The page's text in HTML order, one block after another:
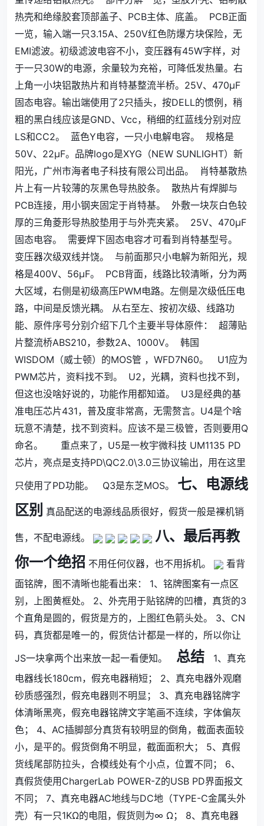
热壳和绝缘胶套顶部盖子、PCB主体、底盖。
PCB正面
一览，输入端一只3.15A、250V红色防爆方块保险，无
EMI滤波。初级滤波电容不小，变压器有45W字样，对
于一只30W的电源，余量较为充裕，可降低发热量。右
上角一小块铝散热片和肖特基整流半桥。25V、470μF
固态电容。输出端使用了2只插头，按DELL的惯例，稍
粗的黑白线应该是GND、Vcc，稍细的红蓝线分别对应
LS和CC2。
蓝色Y电容，一只小电解电容。
规格是
50V、22μF。品牌logo是XYG（NEW SUNLIGHT）新
阳光，广州市海者电子科技有限公司出品。
肖特基散热
片上有一片较薄的灰黑色导热胶条。
散热片有焊脚与
PCB连接，用小钢夹固定于肖特基。
外敷一块灰白色较
厚的三角菱形导热胶垫用于与外壳夹紧。
25V、470μF
固态电容。
需要焊下固态电容才可看到肖特基型号。
变压器次级双线并饶。
与前面那只小电解为新阳光，规
格是400V、56μF。
PCB背面，线路比较清晰，分为两
大区域，右侧是初级高压PWM电路。左侧是次级低压电
路，中间是反馈光耦。 从右至左、按初次级、线路功
能、原件序号分别介绍下几个主要半导体原件：
超薄贴
片整流桥ABS210，参数2A、1000V。
韩国
WISDOM（威士顿）的MOS管 ，WFD7N60。
U1应为
PWM芯片，资料找不到。
U2，光耦，资料也找不到，
但这也没啥好说的，功能作用都知道。
U3是经典的基
准电压芯片431，普及度非常高，无需赘言。U4是个啥
玩意不清楚，找不到资料。应该不是三极管，否则要用Q
命名。
重点来了，U5是一枚宇微科技 UM1135 PD
芯片，亮点是支持PD\QC2.0\3.0三协议输出，用在这里
只使用了PD功能。
Q3是东芝MOS。 七、电源线
区别 真品配送的电源线品质很好，假货一般是裸机销
售，不配电源线。
八、最后再教
你一个绝招 不用任何仪器，也不用拆机。
看背
面铭牌，图不清晰也能看出来： 1、铭牌图案有一点区
别，上图黄框处。 2、外壳用于贴铭牌的凹槽，真货的3
个直角是圆的，假货是方的，上图红色箭头处。 3、CN
码，真货都是唯一的，假货估计都是一样的，所以你让
JS一块拿两个出来放一起一看便知。 总结 1、真充
电器线长180cm，假充电器稍短； 2、真充电器外观磨
砂质感强烈，假充电器则不明显； 3、真充电器铭牌字
体清晰黑亮，假充电器铭牌文字笔画不连续，字体偏灰
色； 4、AC插脚部分真货有较明显的倒角，截面表面较
小，是平的。假货倒角不明显，截面面积大； 5、真假
货线尾部防拉头，合模线处有个小点，位置不同； 6、
真假货使用ChargerLab POWER-Z的USB PD界面报文
不同； 7、真充电器AC地线与DC地（TYPE-C金属头外
壳）有一只1KΩ的电阻，假货则为∞ Ω； 8、真充电器